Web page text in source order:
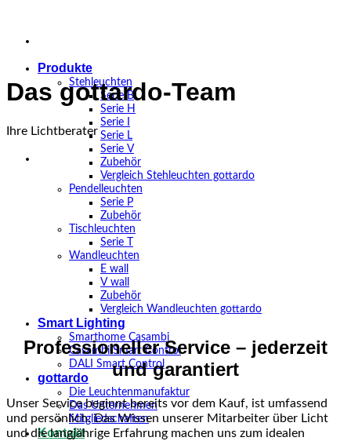
springen
Produkte
Stehleuchten
Serie B
Serie H
Serie I
Serie L
Serie V
Zubehör
Vergleich Stehleuchten gottardo
Pendelleuchten
Serie P
Zubehör
Tischleuchten
Serie T
Wandleuchten
E wall
V wall
Zubehör
Vergleich Wandleuchten gottardo
Smart Lighting
Smarthome Casambi
Casambi Smart Control
DALI Smart Control
gottardo
Die Leuchtenmanufaktur
Das Unternehmen
Mitgliedschaften
Kontakt
Das gottardo-Team
Ihre Lichtberater
Professioneller Service – jederzeit
und garantiert
Unser Service beginnt bereits vor dem Kauf, ist umfassend
und persönlich. Das Wissen unserer Mitarbeiter über Licht
und die langjährige Erfahrung machen uns zum idealen